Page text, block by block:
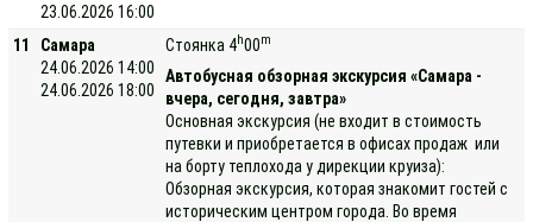
23.06.2026 16:00
11
Самара
24.06.2026 14:00
24.06.2026 18:00
Стоянка 4h00m
Автобусная обзорная экскурсия «Самара -
вчера, сегодня, завтра»
Основная экскурсия (не входит в стоимость
путевки и приобретается в офисах продаж или
на борту теплохода у дирекции круиза):
Обзорная экскурсия, которая знакомит гостей с
историческим центром города. Во время